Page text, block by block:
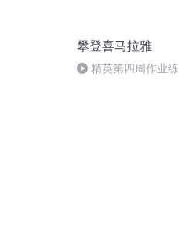
攀登喜马拉雅
精英第四周作业